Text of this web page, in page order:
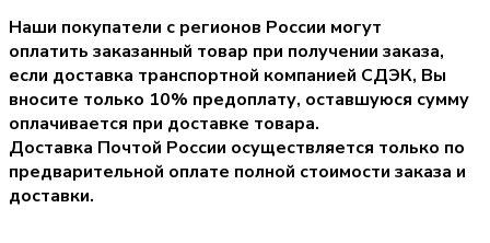
Наши покупатели с регионов России могут
оплатить заказанный товар при получении заказа,
если доставка транспортной компанией СДЭК, Вы
вносите только 10% предоплату, оставшуюся сумму
оплачивается при доставке товара.
Доставка Почтой России осуществляется только по
предварительной оплате полной стоимости заказа и
доставки.